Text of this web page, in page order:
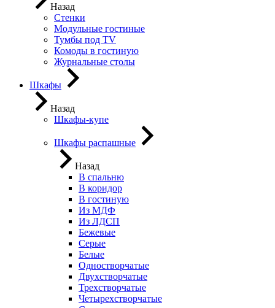
Назад
Стенки
Модульные гостиные
Тумбы под ТV
Комоды в гостиную
Журнальные столы
Шкафы
Назад
Шкафы-купе
Шкафы распашные
Назад
В спальню
В коридор
В гостиную
Из МДФ
Из ЛДСП
Бежевые
Серые
Белые
Одностворчатые
Двухстворчатые
Трехстворчатые
Четырехстворчатые